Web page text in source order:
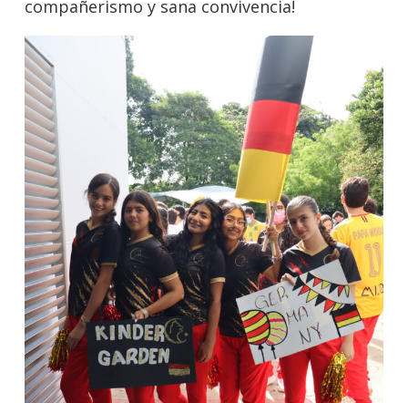
compañerismo y sana convivencia!